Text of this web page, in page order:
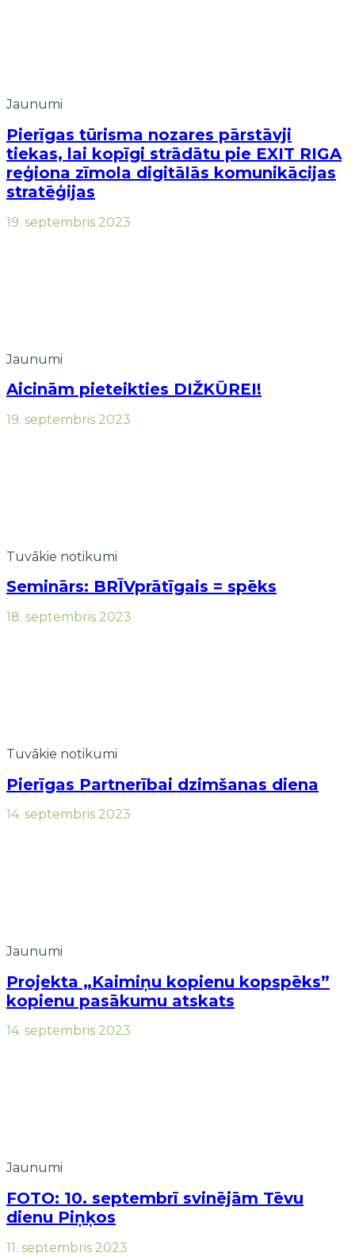
Jaunumi
Pierīgas tūrisma nozares pārstāvji
tiekas, lai kopīgi strādātu pie EXIT RIGA
reģiona zīmola digitālās komunikācijas
stratēģijas
19. septembris 2023
Jaunumi
Aicinām pieteikties DIŽKŪREI!
19. septembris 2023
Tuvākie notikumi
Seminārs: BRĪVprātīgais = spēks
18. septembris 2023
Tuvākie notikumi
Pierīgas Partnerībai dzimšanas diena
14. septembris 2023
Jaunumi
Projekta „Kaimiņu kopienu kopspēks”
kopienu pasākumu atskats
14. septembris 2023
Jaunumi
FOTO: 10. septembrī svinējām Tēvu
dienu Piņķos
11. septembris 2023